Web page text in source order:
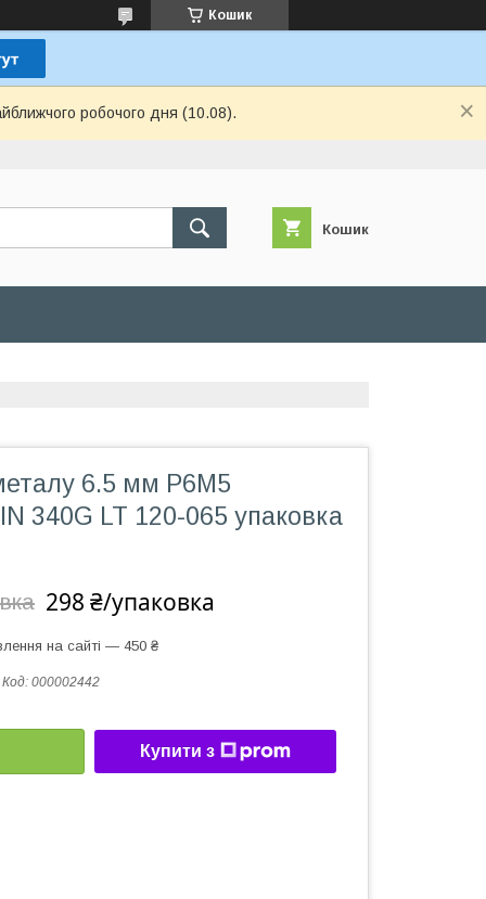
Кошик
робочого дня (10.08).
Кошик
6.5 мм P6M5
340G LT 120-065 упаковка
298 ₴/упаковка
на сайті — 450 ₴
Код: 000002442
Купити з